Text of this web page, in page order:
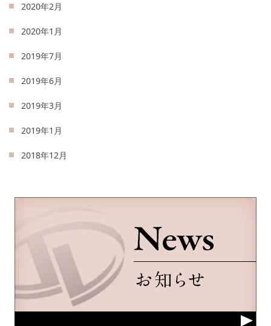
2020年2月
2020年1月
2019年7月
2019年6月
2019年3月
2019年1月
2018年12月